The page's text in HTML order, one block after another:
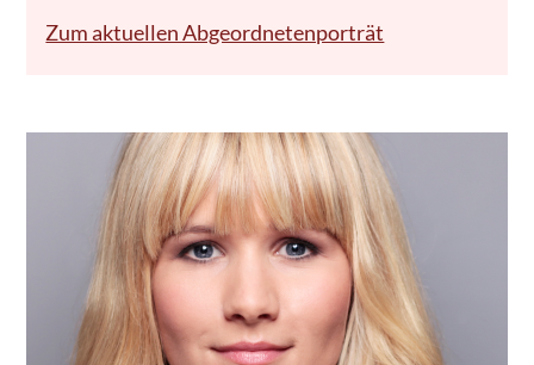
Zum aktuellen Abgeordnetenporträt